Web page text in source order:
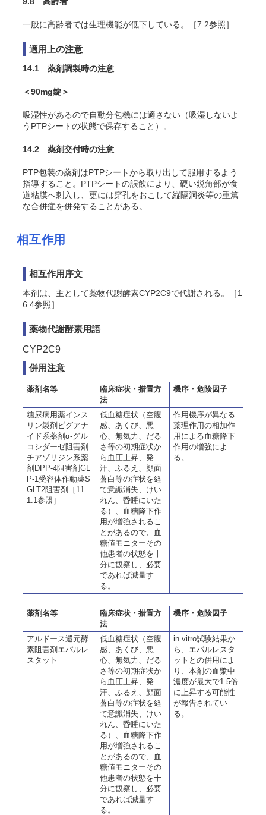
一般に高齢者では生理機能が低下している。［7.2参照］
適用上の注意
14.1 薬剤調製時の注意
＜90mg錠＞
吸湿性があるので自動分包機には適さない（吸湿しないよ
うPTPシートの状態で保存すること）。
14.2 薬剤交付時の注意
PTP包装の薬剤はPTPシートから取り出して服用するよう
指導すること。PTPシートの誤飲により、硬い鋭角部が食
道粘膜へ刺入し、更には穿孔をおこして縦隔洞炎等の重篤
な合併症を併発することがある。
相互作用
相互作用序文
本剤は、主として薬物代謝酵素CYP2C9で代謝される。［1
6.4参照］
薬物代謝酵素用語
CYP2C9
併用注意
薬剤名等
臨床症状・措置方
法
機序・危険因子
糖尿病用薬インス
リン製剤ビグアナ
イド系薬剤α-グル
コシダーゼ阻害剤
チアゾリジン系薬
剤DPP-4阻害剤GL
P-1受容体作動薬S
GLT2阻害剤［11.
1.1参照］
低血糖症状（空腹
感、あくび、悪
心、無気力、だる
さ等の初期症状か
ら血圧上昇、発
汗、ふるえ、顔面
蒼白等の症状を経
て意識消失、けい
れん、昏睡にいた
る）、血糖降下作
用が増強されるこ
とがあるので、血
糖値モニターその
他患者の状態を十
分に観察し、必要
であれば減量す
る。
作用機序が異なる
薬理作用の相加作
用による血糖降下
作用の増強によ
る。
薬剤名等
臨床症状・措置方
法
機序・危険因子
アルドース還元酵
素阻害剤エパルレ
スタット
低血糖症状（空腹
感、あくび、悪
心、無気力、だる
さ等の初期症状か
ら血圧上昇、発
汗、ふるえ、顔面
蒼白等の症状を経
て意識消失、けい
れん、昏睡にいた
る）、血糖降下作
用が増強されるこ
とがあるので、血
糖値モニターその
他患者の状態を十
分に観察し、必要
であれば減量す
る。
in vitro試験結果か
ら、エパルレスタ
ットとの併用によ
り、本剤の血漿中
濃度が最大で1.5倍
に上昇する可能性
が報告されてい
る。